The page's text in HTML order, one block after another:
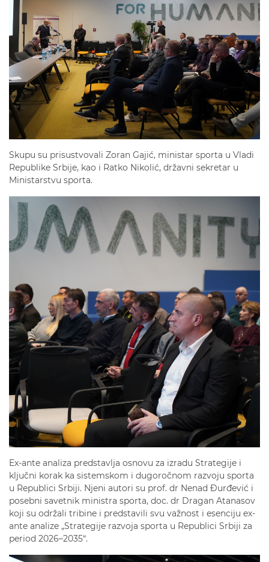
Skupu su prisustvovali Zoran Gajić, ministar sporta u Vladi
Republike Srbije, kao i Ratko Nikolić, državni sekretar u
Ministarstvu sporta.
Ex-ante analiza predstavlja osnovu za izradu Strategije i
ključni korak ka sistemskom i dugoročnom razvoju sporta
u Republici Srbiji. Njeni autori su prof. dr Nenad Đurđević i
posebni savetnik ministra sporta, doc. dr Dragan Atanasov
koji su održali tribine i predstavili svu važnost i esenciju ex-
ante analize „Strategije razvoja sporta u Republici Srbiji za
period 2026–2035“.